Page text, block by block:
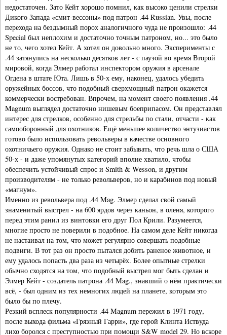
недостаточен. Зато Кейт хорошо помнил, как высоко ценили стрелки
Дикого Запада «смит-вессоны» под патрон .44 Russian. Увы, после
перехода на бездымный порох аналогичного чуда не произошло: .44
Special был неплохим и достаточно точным патроном, но... это было
не то, чего хотел Кейт. А хотел он довольно много. Эксперименты с
.44 затянулись на несколько десятков лет - с паузой во время Второй
мировой, когда Элмер работал инспектором оружия в арсенале
Огдена в штате Юта. Лишь в 50-х ему, наконец, удалось убедить
оружейных боссов, что подобный сверхмощный патрон окажется
коммерчески востребован. Впрочем, на момент своего появления .44
Magnum выглядел достаточно нишевым боеприпасом. Он представлял
интерес для стрелков, особенно для стрельбы по стали, отчасти - как
самооборонный для охотников. Ещё меньшее количество энтузиастов
готово было использовать револьверы в качестве основного
охотничьего оружия. Однако не стоит забывать, что речь шла о США
50-х - и даже упомянутых категорий вполне хватило, чтобы
обеспечить устойчивый спрос и Smith & Wesson, и другим
производителям - не только револьверов, но и карабинов под новый
«магнум».
Именно из револьвера под .44 Mag. Элмер сделал свой самый
знаменитый выстрел - на 600 ярдов через каньон, в оленя, которого
перед этим ранил из винтовки его друг Пол Крили. Разумеется,
многие просто не поверили в подобное. На самом деле Кейт никогда
не настаивал на том, что может регулярно совершать подобные
подвиги. В тот раз он просто пытался добить раненое животное, и
ему удалось попасть два раза из четырёх. Более опытные стрелки
обычно сходятся на том, что подобный выстрел мог быть сделан и
Элмер Кейт - создатель патрона .44 Mag., знавший о нём практически
всё, - был одним из тех немногих людей на планете, которым это
было бы по плечу.
Резкий всплеск популярности .44 Magnum пережил в 1971 году,
после выхода фильма «Грязный Гарри», где герой Клинта Иствуда
лихо боролся с преступностью при помощи S&W model 29. Но вскоре